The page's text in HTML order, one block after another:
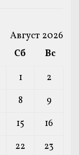
Август 2026
Сб
Вс
1
2
8
9
15
16
22
23